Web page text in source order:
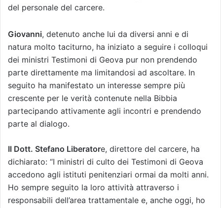
del personale del carcere.
Giovanni, detenuto anche lui da diversi anni e di
natura molto taciturno, ha iniziato a seguire i colloqui
dei ministri Testimoni di Geova pur non prendendo
parte direttamente ma limitandosi ad ascoltare. In
seguito ha manifestato un interesse sempre più
crescente per le verità contenute nella Bibbia
partecipando attivamente agli incontri e prendendo
parte al dialogo.
Il Dott. Stefano Liberatore, direttore del carcere, ha
dichiarato: “I ministri di culto dei Testimoni di Geova
accedono agli istituti penitenziari ormai da molti anni.
Ho sempre seguito la loro attività attraverso i
responsabili dell’area trattamentale e, anche oggi, ho